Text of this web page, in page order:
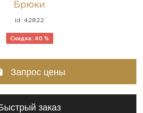
Брюки
id: 42822
Скидка: 40 %
Запрос цены
заказ